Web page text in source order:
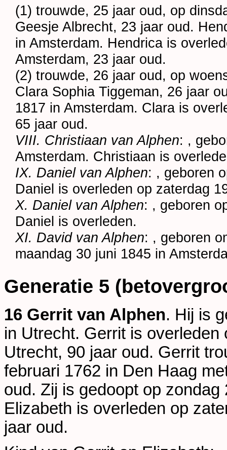
(1) trouwde, 25 jaar oud, op
Geesje Albrecht, 23 jaar oud.
inAmsterdam. Hendrica is
Amsterdam, 23 jaar oud.
(2) trouwde, 26 jaar oud, op
Clara Sophia Tiggeman, 26 jaar
1817 inAmsterdam. Clara is
65 jaar oud.
VIII. Christiaan van Alphen: ,
Amsterdam. Christiaan is
IX. Daniel van Alphen: , geboren
Daniel is overleden op zaterdag
X. Daniel van Alphen: , geboren
Daniel is overleden.
XI. David van Alphen: , geboren
maandag 30 juni 1845 in
Generatie 5
16 Gerrit van Alphen. Hij is
in Utrecht. Gerrit is overleden
Utrecht, 90 jaar oud. Gerrit
februari 1762 in Den Haag
oud. Zij is gedoopt op
Elizabeth is overleden op
jaar oud.